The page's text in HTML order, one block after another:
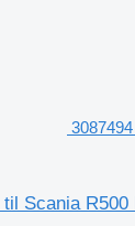
Scania R500